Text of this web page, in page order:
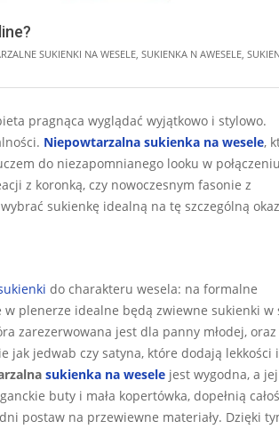
SUKIENKI NA WESELE, SUKIENKA N AWESELE,
pragnąca wyglądać wyjątkowo i stylowo.
Niepowtarzalna sukienka na wesele,
do niezapomnianego looku w
z koronką, czy nowoczesnym fasonie z
sukienkę idealną na tę szczególną
do charakteru wesela: na formalne
w plenerze idealne będą zwiewne sukienki w
zarezerwowana jest dla panny młodej,
jak jedwab czy satyna, które dodają lekkości i
sukienka na wesele jest wygodna, a jej
buty i mała kopertówka, dopełnią
postaw na przewiewne materiały. Dzięki